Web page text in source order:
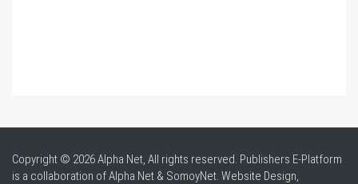
Copyright © 2026 Alpha Net, All rights reserved. Publishers E-Platform
is a collaboration of Alpha Net & SomoyNet. Website Design,